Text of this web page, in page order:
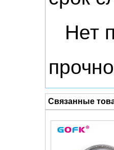
Нет
Связанные